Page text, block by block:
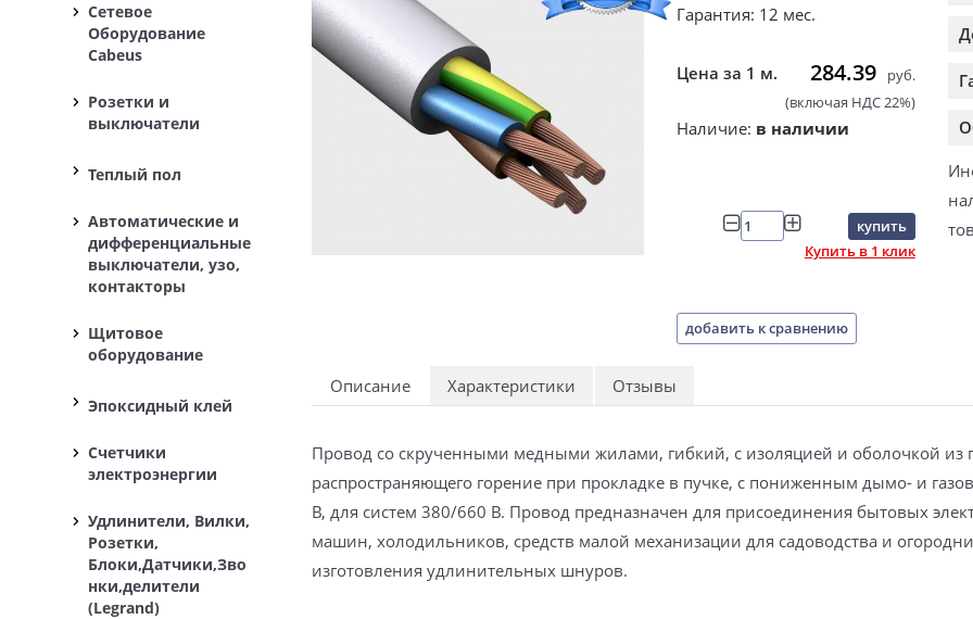
Сетевое
Оборудование
Cabeus
Розетки и
выключатели
Теплый пол
Автоматические и
дифференциальные
выключатели, узо,
контакторы
Щитовое
оборудование
Эпоксидный клей
Счетчики
электроэнергии
Удлинители, Вилки,
Розетки,
Блоки,Датчики,Зво
нки,делители
(Legrand)
Гарантия: 12 мес.
Цена за 1 м. 284.39
руб.
(включая НДС 22%)
Наличие: в наличии
купить
Купить в 1 клик
добавить к сравнению
Описание Характеристики Отзывы
Провод со скрученными медными жилами, гибкий, с изоляцией и оболочкой из
распространяющего горение при прокладке в пучке, с пониженным дымо- и
В, для систем 380/660 В. Провод предназначен для присоединения бытовых
машин, холодильников, средств малой механизации для садоводства и
изготовления удлинительных шнуров.